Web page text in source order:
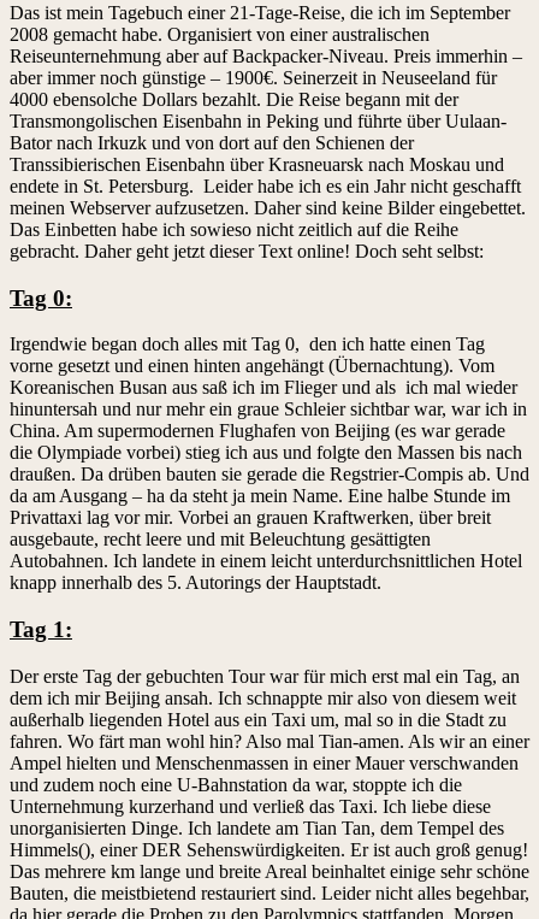
Das ist mein Tagebuch einer 21-Tage-Reise, die ich im September
2008 gemacht habe. Organisiert von einer australischen
Reiseunternehmung aber auf Backpacker-Niveau. Preis immerhin –
aber immer noch günstige – 1900€. Seinerzeit in Neuseeland für
4000 ebensolche Dollars bezahlt. Die Reise begann mit der
Transmongolischen Eisenbahn in Peking und führte über Uulaan-
Bator nach Irkuzk und von dort auf den Schienen der
Transsibierischen Eisenbahn über Krasneuarsk nach Moskau und
endete in St. Petersburg. Leider habe ich es ein Jahr nicht geschafft
meinen Webserver aufzusetzen. Daher sind keine Bilder eingebettet.
Das Einbetten habe ich sowieso nicht zeitlich auf die Reihe
gebracht. Daher geht jetzt dieser Text online! Doch seht selbst:
Tag 0:
Irgendwie began doch alles mit Tag 0, den ich hatte einen Tag
vorne gesetzt und einen hinten angehängt (Übernachtung). Vom
Koreanischen Busan aus saß ich im Flieger und als ich mal wieder
hinuntersah und nur mehr ein graue Schleier sichtbar war, war ich in
China. Am supermodernen Flughafen von Beijing (es war gerade
die Olympiade vorbei) stieg ich aus und folgte den Massen bis nach
draußen. Da drüben bauten sie gerade die Regstrier-Compis ab. Und
da am Ausgang – ha da steht ja mein Name. Eine halbe Stunde im
Privattaxi lag vor mir. Vorbei an grauen Kraftwerken, über breit
ausgebaute, recht leere und mit Beleuchtung gesättigten
Autobahnen. Ich landete in einem leicht unterdurchsnittlichen Hotel
knapp innerhalb des 5. Autorings der Hauptstadt.
Tag 1:
Der erste Tag der gebuchten Tour war für mich erst mal ein Tag, an
dem ich mir Beijing ansah. Ich schnappte mir also von diesem weit
außerhalb liegenden Hotel aus ein Taxi um, mal so in die Stadt zu
fahren. Wo färt man wohl hin? Also mal Tian-amen. Als wir an einer
Ampel hielten und Menschenmassen in einer Mauer verschwanden
und zudem noch eine U-Bahnstation da war, stoppte ich die
Unternehmung kurzerhand und verließ das Taxi. Ich liebe diese
unorganisierten Dinge. Ich landete am Tian Tan, dem Tempel des
Himmels(), einer DER Sehenswürdigkeiten. Er ist auch groß genug!
Das mehrere km lange und breite Areal beinhaltet einige sehr schöne
Bauten, die meistbietend restauriert sind. Leider nicht alles begehbar,
da hier gerade die Proben zu den Parolympics stattfanden. Morgen